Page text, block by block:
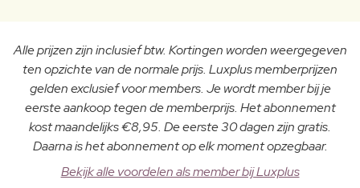
Alle prijzen zijn inclusief btw. Kortingen worden weergegeven
ten opzichte van de normale prijs. Luxplus memberprijzen
gelden exclusief voor members. Je wordt member bij je
eerste aankoop tegen de memberprijs. Het abonnement
kost maandelijks €8,95. De eerste 30 dagen zijn gratis.
Daarna is het abonnement op elk moment opzegbaar.
Bekijk alle voordelen als member bij Luxplus